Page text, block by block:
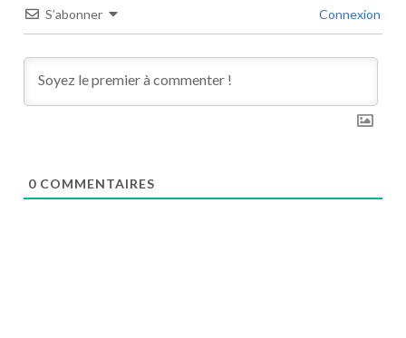
S’abonner Connexion
0 COMMENTAIRES